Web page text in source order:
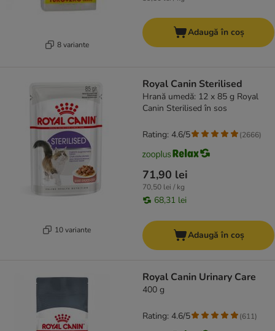
8 variante
Adaugă în coș
10 variante
Royal Canin Sterilised
Hrană umedă: 12 x 85 g Royal
Canin Sterilised în sos
71,90 lei
70,50 lei / kg
68,31 lei
Rating: 4.6/5 (2666)
Adaugă în coș
Royal Canin Urinary Care
400 g
Rating: 4.6/5 (611)